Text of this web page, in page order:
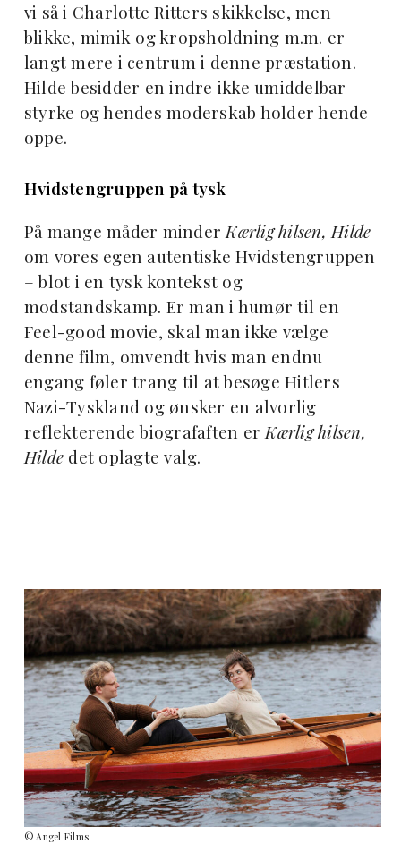
vi så i Charlotte Ritters skikkelse, men
blikke, mimik og kropsholdning m.m. er
langt mere i centrum i denne præstation.
Hilde besidder en indre ikke umiddelbar
styrke og hendes moderskab holder hende
oppe.
Hvidstengruppen på tysk
På mange måder minder Kærlig hilsen, Hilde
om vores egen autentiske Hvidstengruppen
– blot i en tysk kontekst og
modstandskamp. Er man i humør til en
Feel-good movie, skal man ikke vælge
denne film, omvendt hvis man endnu
engang føler trang til at besøge Hitlers
Nazi-Tyskland og ønsker en alvorlig
reflekterende biografaften er Kærlig hilsen,
Hilde det oplagte valg.
© Angel Films